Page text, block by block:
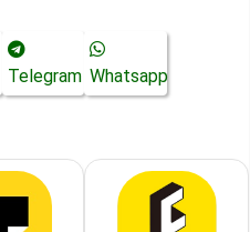
Telegram Whatsapp